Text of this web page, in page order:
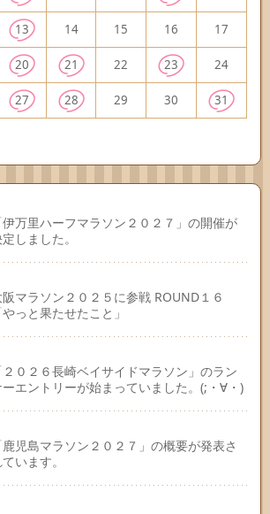
13 14 15 16 17
20 21 22 23 24
27 28 29 30 31
伊万里ハーフマラソン２０２７」の開催が
しました。
阪マラソン２０２５に参戦 ROUND１６
やっと果たせたこと」
２０２６長崎ベイサイドマラソン」のラン
ーエントリーが始まっていました。(;・∀・)
鹿児島マラソン２０２７」の概要が発表さ
います。